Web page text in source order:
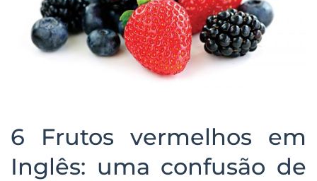
6 Frutos vermelhos em
Inglês: uma confusão de